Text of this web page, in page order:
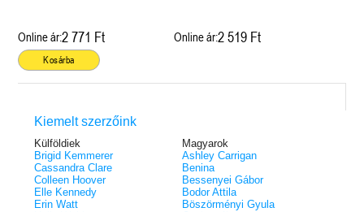
Online ár:2 771 Ft
Kosárba
Online ár:2 519 Ft
Kiemelt szerzőink
Külföldiek
Brigid Kemmerer
Cassandra Clare
Colleen Hoover
Elle Kennedy
Erin Watt
Magyarok
Ashley Carrigan
Benina
Bessenyei Gábor
Bodor Attila
Böszörményi Gyula